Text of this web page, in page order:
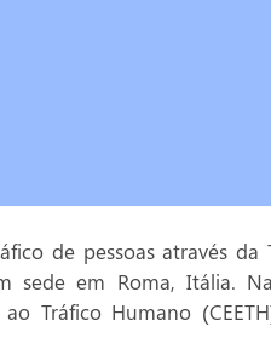
de pessoas através da
sede em Roma, Itália.
Tráfico Humano